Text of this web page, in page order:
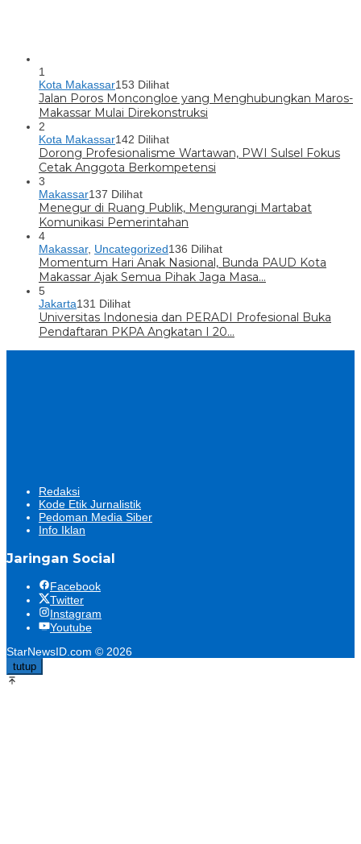
1
Kota Makassar153 Dilihat
Jalan Poros Moncongloe yang Menghubungkan Maros-
Makassar Mulai Direkonstruksi
2
Kota Makassar142 Dilihat
Dorong Profesionalisme Wartawan, PWI Sulsel Fokus
Cetak Anggota Berkompetensi
3
Makassar137 Dilihat
Menegur di Ruang Publik, Mengurangi Martabat
Komunikasi Pemerintahan
4
Makassar, Uncategorized136 Dilihat
Momentum Hari Anak Nasional, Bunda PAUD Kota
Makassar Ajak Semua Pihak Jaga Masa…
5
Jakarta131 Dilihat
Universitas Indonesia dan PERADI Profesional Buka
Pendaftaran PKPA Angkatan I 20…
Redaksi
Kode Etik Jurnalistik
Pedoman Media Siber
Info Iklan
Jaringan Social
Facebook
Twitter
Instagram
Youtube
StarNewsID.com © 2026
tutup